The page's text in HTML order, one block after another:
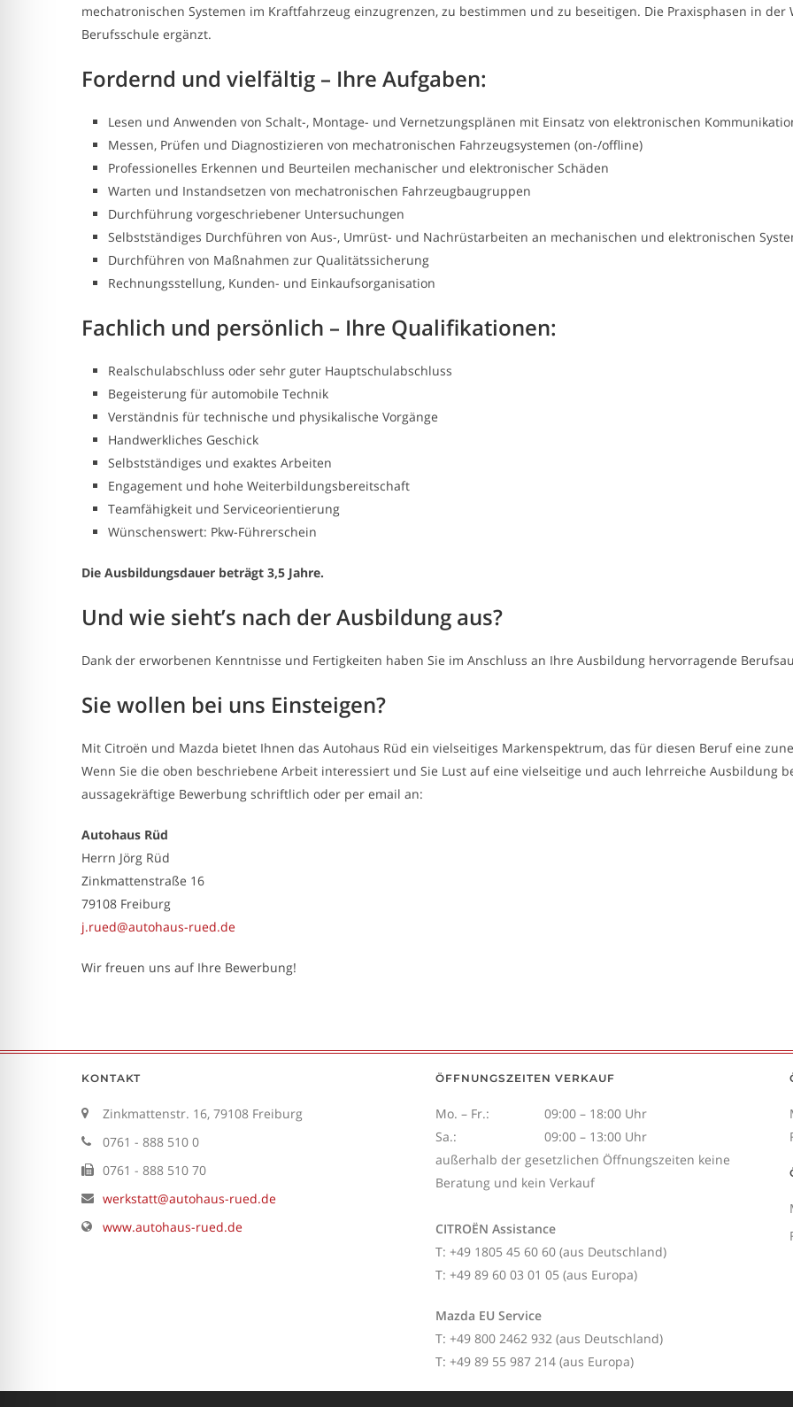
mechatronischen Systemen im Kraftfahrzeug einzugrenzen, zu bestimmen und zu beseitigen. Die Praxisphasen in
Berufsschule ergänzt.
Fordernd und vielfältig – Ihre Aufgaben:
Lesen und Anwenden von Schalt-, Montage- und Vernetzungsplänen mit Einsatz von elektronischen
Messen, Prüfen und Diagnostizieren von mechatronischen Fahrzeugsystemen (on-/offline)
Professionelles Erkennen und Beurteilen mechanischer und elektronischer Schäden
Warten und Instandsetzen von mechatronischen Fahrzeugbaugruppen
Durchführung vorgeschriebener Untersuchungen
Selbstständiges Durchführen von Aus-, Umrüst- und Nachrüstarbeiten an mechanischen und elektronischen
Durchführen von Maßnahmen zur Qualitätssicherung
Rechnungsstellung, Kunden- und Einkaufsorganisation
Fachlich und persönlich – Ihre Qualifikationen:
Realschulabschluss oder sehr guter Hauptschulabschluss
Begeisterung für automobile Technik
Verständnis für technische und physikalische Vorgänge
Handwerkliches Geschick
Selbstständiges und exaktes Arbeiten
Engagement und hohe Weiterbildungsbereitschaft
Teamfähigkeit und Serviceorientierung
Wünschenswert: Pkw-Führerschein
Die Ausbildungsdauer beträgt 3,5 Jahre.
Und wie sieht’s nach der Ausbildung aus?
Dank der erworbenen Kenntnisse und Fertigkeiten haben Sie im Anschluss an Ihre Ausbildung hervorragende
Sie wollen bei uns Einsteigen?
Mit Citroën und Mazda bietet Ihnen das Autohaus Rüd ein vielseitiges Markenspektrum, das für diesen Beruf eine
Wenn Sie die oben beschriebene Arbeit interessiert und Sie Lust auf eine vielseitige und auch lehrreiche Ausbildung
aussagekräftige Bewerbung schriftlich oder per email an:
Autohaus Rüd
Herrn Jörg Rüd
Zinkmattenstraße 16
79108 Freiburg
j.rued@autohaus-rued.de
Wir freuen uns auf Ihre Bewerbung!
KONTAKT
Zinkmattenstr. 16, 79108 Freiburg
0761 - 888 510 0
0761 - 888 510 70
werkstatt@autohaus-rued.de
www.autohaus-rued.de
ÖFFNUNGSZEITEN VERKAUF
Mo. – Fr.:
09:00 – 18:00 Uhr
Sa.:
09:00 – 13:00 Uhr
außerhalb der gesetzlichen Öffnungszeiten keine
Beratung und kein Verkauf
CITROËN Assistance
T: +49 1805 45 60 60 (aus Deutschland)
T: +49 89 60 03 01 05 (aus Europa)
Mazda EU Service
T: +49 800 2462 932 (aus Deutschland)
T: +49 89 55 987 214 (aus Europa)